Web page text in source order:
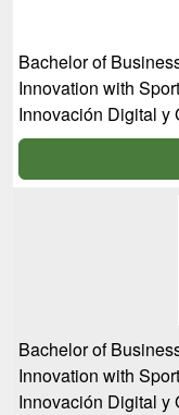
Bachelor of
Innovation with
Innovación Digital y
Bachelor of
Innovation with
Innovación Digital y